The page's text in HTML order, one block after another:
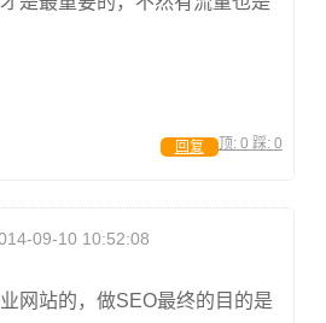
顶: 0 踩: 0
回复
09-10 10:52:08
网站的，做SEO最终的目的是